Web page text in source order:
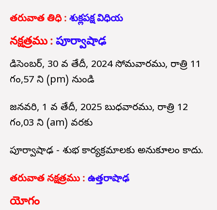
తరువాత తిధి: శుక్లపక్ష విధియ
నక్షత్రము : పూర్వాషాఢ
డిసెంబర్, 30 వ తేదీ, 2024 సోమవారము, రాత్రి 11
గం,57 ని (pm) నుండి
జనవరి, 1 వ తేదీ, 2025 బుధవారము, రాత్రి 12
గం,03 ని (am) వరకు
పూర్వాషాఢ - శుభ కార్యక్రమాలకు అనుకూలం కాదు.
తరువాత నక్షత్రము : ఉత్తరాషాఢ
యోగం